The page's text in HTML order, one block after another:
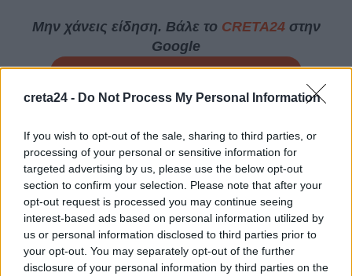
creta24 - Do Not Process My Personal Information
If you wish to opt-out of the sale, sharing to third parties, or
processing of your personal or sensitive information for
targeted advertising by us, please use the below opt-out
section to confirm your selection. Please note that after your
opt-out request is processed you may continue seeing
interest-based ads based on personal information utilized by
us or personal information disclosed to third parties prior to
your opt-out. You may separately opt-out of the further
disclosure of your personal information by third parties on the
Μην χάνεις είδηση. Βάλε το CRETA24στην
Google
ΠΡΟΣΘΕΣΕ ΤΟCRETA24ΣΤΗΝ GOOGLE
ΡΟΗ ΕΙΔΗΣΕΩΝ
Προθεσμία για να απολογηθεί την Τρίτη έλαβε η 46χρονη που
κατηγορείται για την επίθεση στη Marfin
7 Αυγούστου, 2026
Τροχαίο στις Σέρρες: Βίντεο σοκ από τη στιγμή της σφοδρής
σύγκρουσης του αυτοκινήτου με φορτηγό -Νεκροί μητέρα και